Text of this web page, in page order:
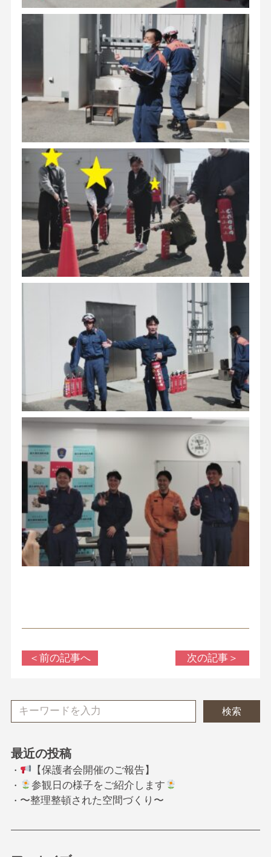
＜前の記事へ 次の記事＞
検索
最近の投稿
・ 【保護者会開催のご報告】
・ 参観日の様子をご紹介します
・ 〜整理整頓された空間づくり〜